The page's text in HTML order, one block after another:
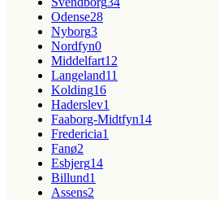
Odense28
Nyborg3
Nordfyn0
Middelfart12
Langeland11
Kolding16
Haderslev1
Faaborg-Midtfyn14
Fredericia1
Fanø2
Esbjerg14
Billund1
Assens2